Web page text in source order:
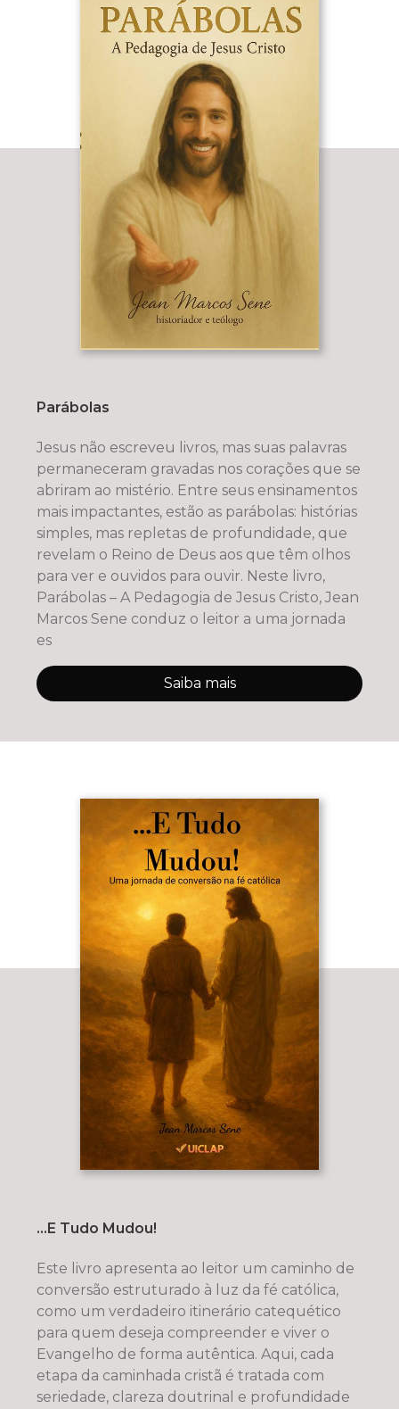
Parábolas
Jesus não escreveu livros, mas suas palavras
permaneceram gravadas nos corações que se
abriram ao mistério. Entre seus ensinamentos
mais impactantes, estão as parábolas: histórias
simples, mas repletas de profundidade, que
revelam o Reino de Deus aos que têm olhos
para ver e ouvidos para ouvir. Neste livro,
Parábolas – A Pedagogia de Jesus Cristo, Jean
Marcos Sene conduz o leitor a uma jornada
es
Saiba mais
...E Tudo Mudou!
Este livro apresenta ao leitor um caminho de
conversão estruturado à luz da fé católica,
como um verdadeiro itinerário catequético
para quem deseja compreender e viver o
Evangelho de forma autêntica. Aqui, cada
etapa da caminhada cristã é tratada com
seriedade, clareza doutrinal e profundidade